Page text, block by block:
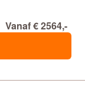
Vanaf € 2564,-